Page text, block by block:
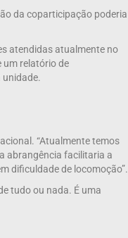
da coparticipação poderia
atendidas atualmente no
um relatório de
unidade.
“Atualmente temos
abrangência facilitaria a
dificuldade de locomoção”.
tudo ou nada. É uma